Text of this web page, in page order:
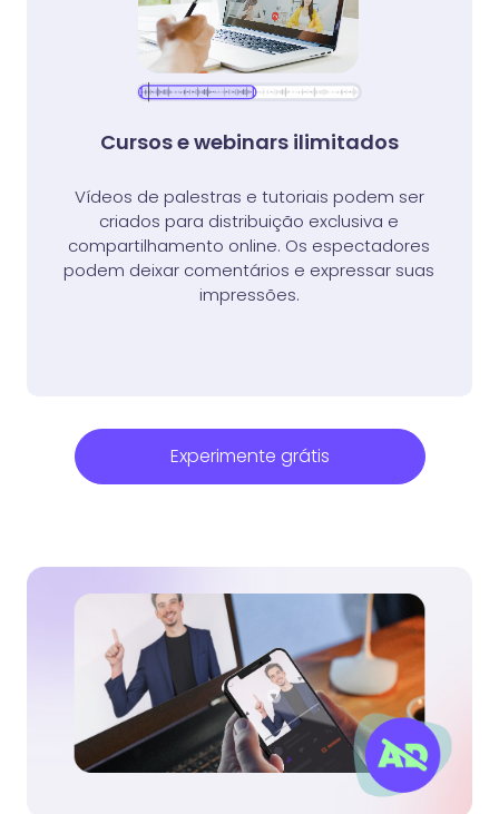
Cursos e webinars ilimitados
Vídeos de palestras e tutoriais podem ser
criados para distribuição exclusiva e
compartilhamento online. Os espectadores
podem deixar comentários e expressar suas
impressões.
Experimente grátis